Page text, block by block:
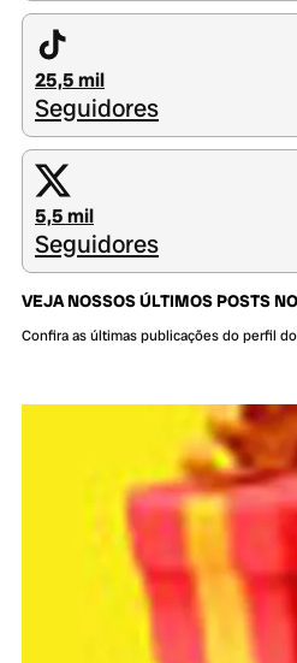
25,5 mil
Seguidores
5,5 mil
Seguidores
VEJA NOSSOS ÚLTIMOS POSTS
Confira as últimas publicações do perfil